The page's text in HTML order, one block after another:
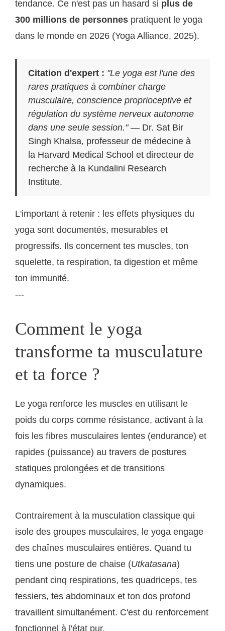
tendance. Ce n'est pas un hasard si plus de
300 millions de personnes pratiquent le yoga
dans le monde en 2026 (Yoga Alliance, 2025).
Citation d'expert : "Le yoga est l'une des
rares pratiques à combiner charge
musculaire, conscience proprioceptive et
régulation du système nerveux autonome
dans une seule session."— Dr. Sat Bir
Singh Khalsa, professeur de médecine à
la Harvard Medical School et directeur de
recherche à la Kundalini Research
Institute.
L'important à retenir : les effets physiques du
yoga sont documentés, mesurables et
progressifs. Ils concernent tes muscles, ton
squelette, ta respiration, ta digestion et même
ton immunité.
---
Comment le yoga
transforme ta musculature
et ta force ?
Le yoga renforce les muscles en utilisant le
poids du corps comme résistance, activant à la
fois les fibres musculaires lentes (endurance) et
rapides (puissance) au travers de postures
statiques prolongées et de transitions
dynamiques.
Contrairement à la musculation classique qui
isole des groupes musculaires, le yoga engage
des chaînes musculaires entières. Quand tu
tiens une posture de chaise (Utkatasana)
pendant cinq respirations, tes quadriceps, tes
fessiers, tes abdominaux et ton dos profond
travaillent simultanément. C'est du renforcement
fonctionnel à l'état pur.